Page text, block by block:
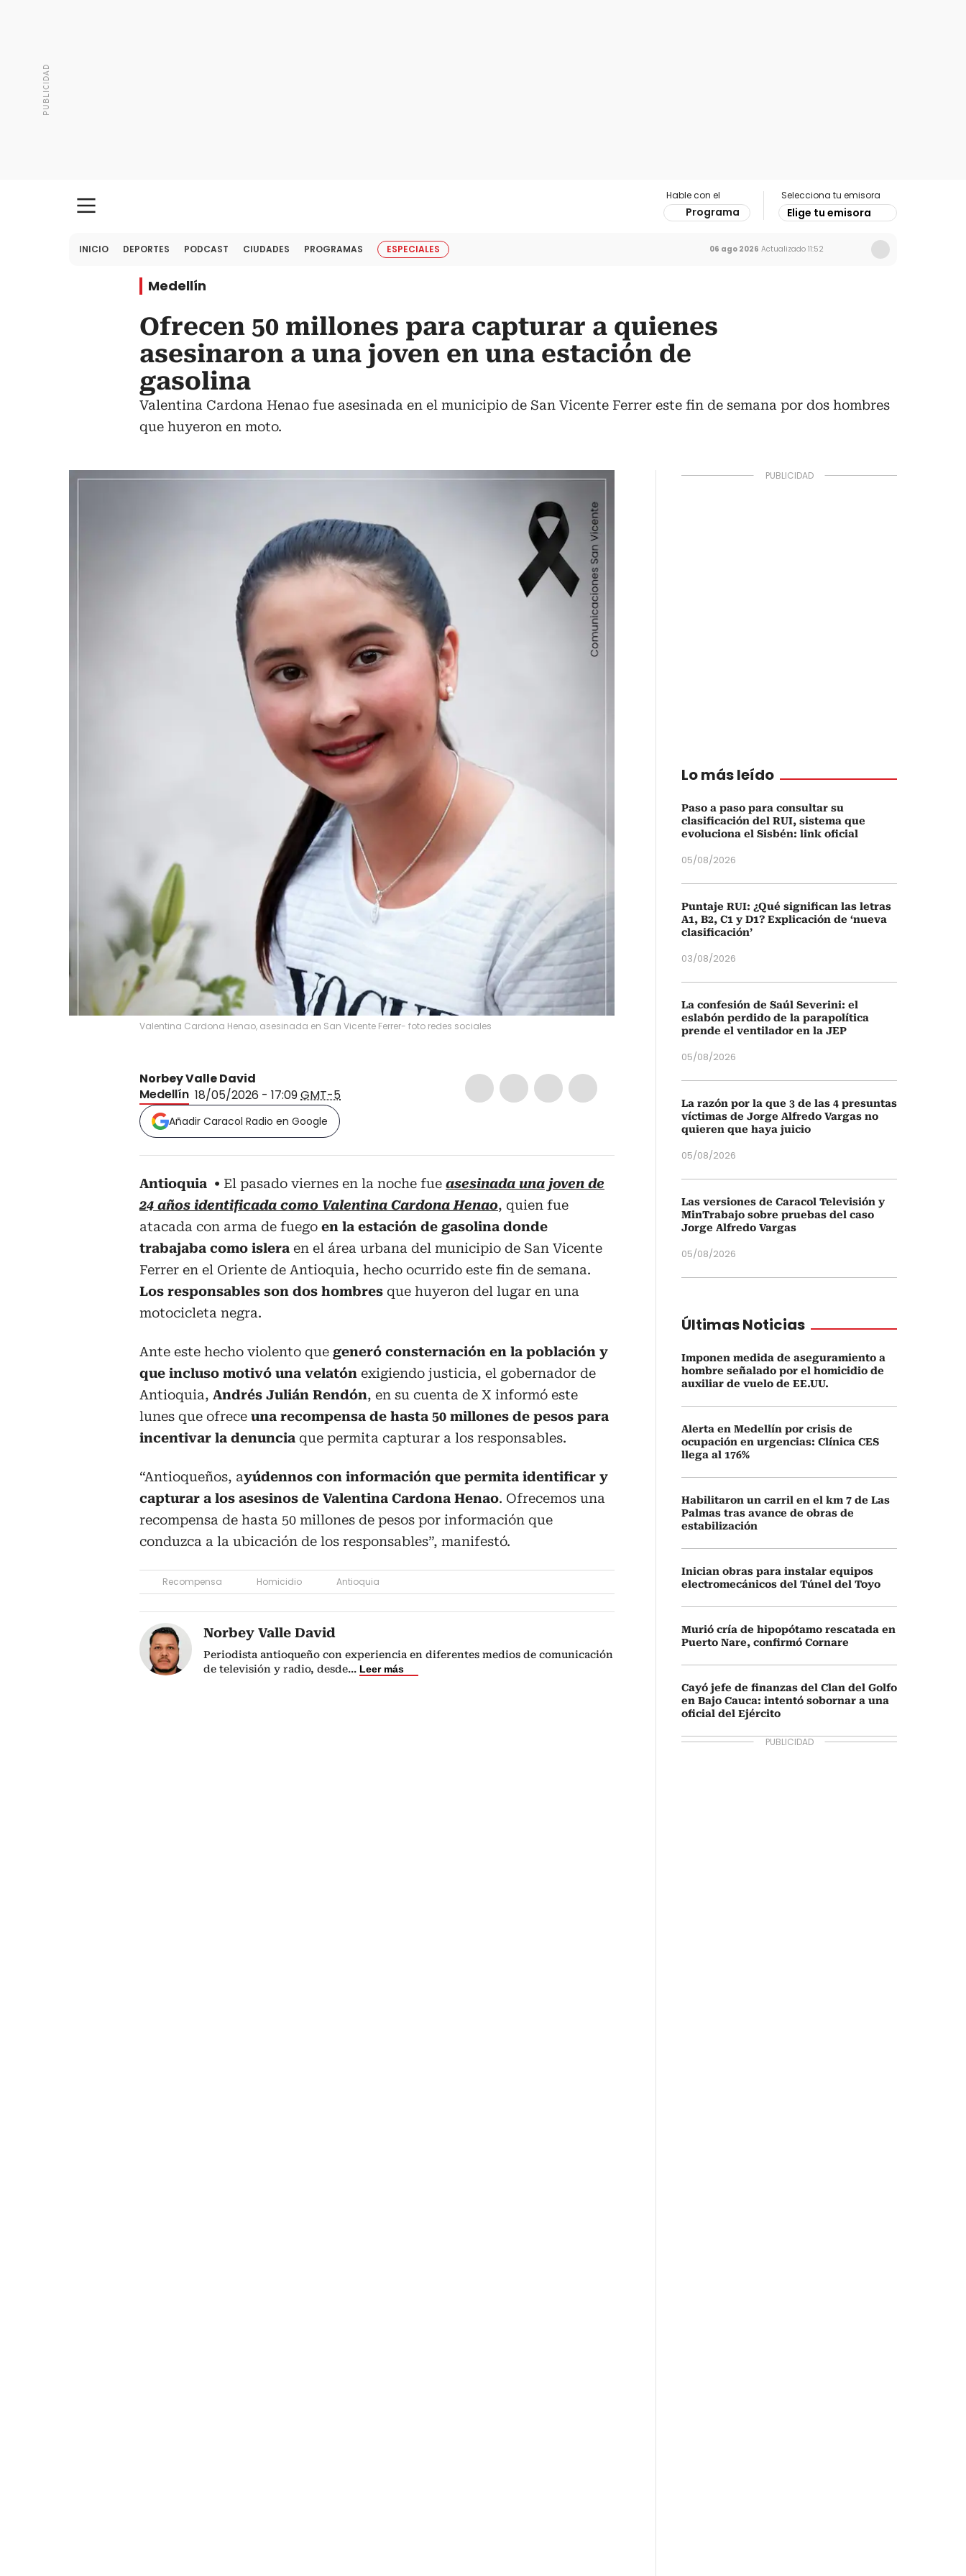
Hable con el
Programa
Selecciona tu emisora
Elige tu emisora
INICIO DEPORTES PODCAST CIUDADES PROGRAMAS ESPECIALES 06 ago 2026 Actualizado 11:52
Medellín
Ofrecen 50 millones para capturar a quienes
asesinaron a una joven en una estación de
gasolina
Valentina Cardona Henao fue asesinada en el municipio de San Vicente Ferrer este fin de semana por dos hombres
que huyeron en moto.
Valentina Cardona Henao, asesinada en San Vicente Ferrer- foto redes sociales
Norbey Valle David
Medellín 18/05/2026 - 17:09GMT-5
Añadir Caracol Radio en Google
Antioquia El pasado viernes en la noche fue asesinada una joven de
24 años identificada como Valentina Cardona Henao, quien fue
atacada con arma de fuego en la estación de gasolina donde
trabajaba como islera en el área urbana del municipio de San Vicente
Ferrer en el Oriente de Antioquia, hecho ocurrido este fin de semana.
Los responsables son dos hombres que huyeron del lugar en una
motocicleta negra.
Ante este hecho violento que generó consternación en la población y
que incluso motivó una velatón exigiendo justicia, el gobernador de
Antioquia, Andrés Julián Rendón, en su cuenta de X informó este
lunes que ofrece una recompensa de hasta 50 millones de pesos para
incentivar la denuncia que permita capturar a los responsables.
“Antioqueños, ayúdennos con información que permita identificar y
capturar a los asesinos de Valentina Cardona Henao. Ofrecemos una
recompensa de hasta 50 millones de pesos por información que
conduzca a la ubicación de los responsables”, manifestó.
Recompensa Homicidio Antioquia
Norbey Valle David
Periodista antioqueño con experiencia en diferentes medios de comunicación
de televisión y radio, desde... Leer más
Lo más leído
Paso a paso para consultar su
clasificación del RUI, sistema que
evoluciona el Sisbén: link oficial
05/08/2026
Puntaje RUI: ¿Qué significan las letras
A1, B2, C1 y D1? Explicación de ‘nueva
clasificación’
03/08/2026
La confesión de Saúl Severini: el
eslabón perdido de la parapolítica
prende el ventilador en la JEP
05/08/2026
La razón por la que 3 de las 4 presuntas
víctimas de Jorge Alfredo Vargas no
quieren que haya juicio
05/08/2026
Las versiones de Caracol Televisión y
MinTrabajo sobre pruebas del caso
Jorge Alfredo Vargas
05/08/2026
Últimas Noticias
Imponen medida de aseguramiento a
hombre señalado por el homicidio de
auxiliar de vuelo de EE.UU.
Alerta en Medellín por crisis de
ocupación en urgencias: Clínica CES
llega al 176%
Habilitaron un carril en el km 7 de Las
Palmas tras avance de obras de
estabilización
Inician obras para instalar equipos
electromecánicos del Túnel del Toyo
Murió cría de hipopótamo rescatada en
Puerto Nare, confirmó Cornare
Cayó jefe de finanzas del Clan del Golfo
en Bajo Cauca: intentó sobornar a una
oficial del Ejército